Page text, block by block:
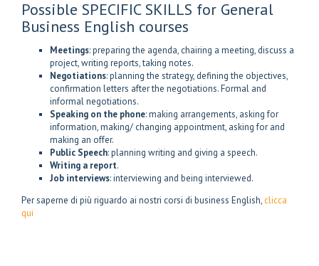
Possible SPECIFIC SKILLS for General
Business English courses
Meetings: preparing the agenda, chairing a meeting, discuss a
project, writing reports, taking notes.
Negotiations: planning the strategy, defining the objectives,
confirmation letters after the negotiations. Formal and
informal negotiations.
Speaking on the phone: making arrangements, asking for
information, making/ changing appointment, asking for and
making an offer.
Public Speech: planning writing and giving a speech.
Writing a report.
Job interviews: interviewing and being interviewed.
Per saperne di più riguardo ai nostri corsi di business English, clicca
qui